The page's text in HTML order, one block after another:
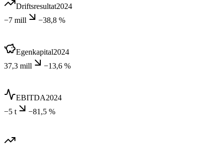
Driftsresultat2024
−7 mill
−38,8 %
Egenkapital2024
37,3 mill
−13,6 %
EBITDA2024
−5 t
−81,5 %